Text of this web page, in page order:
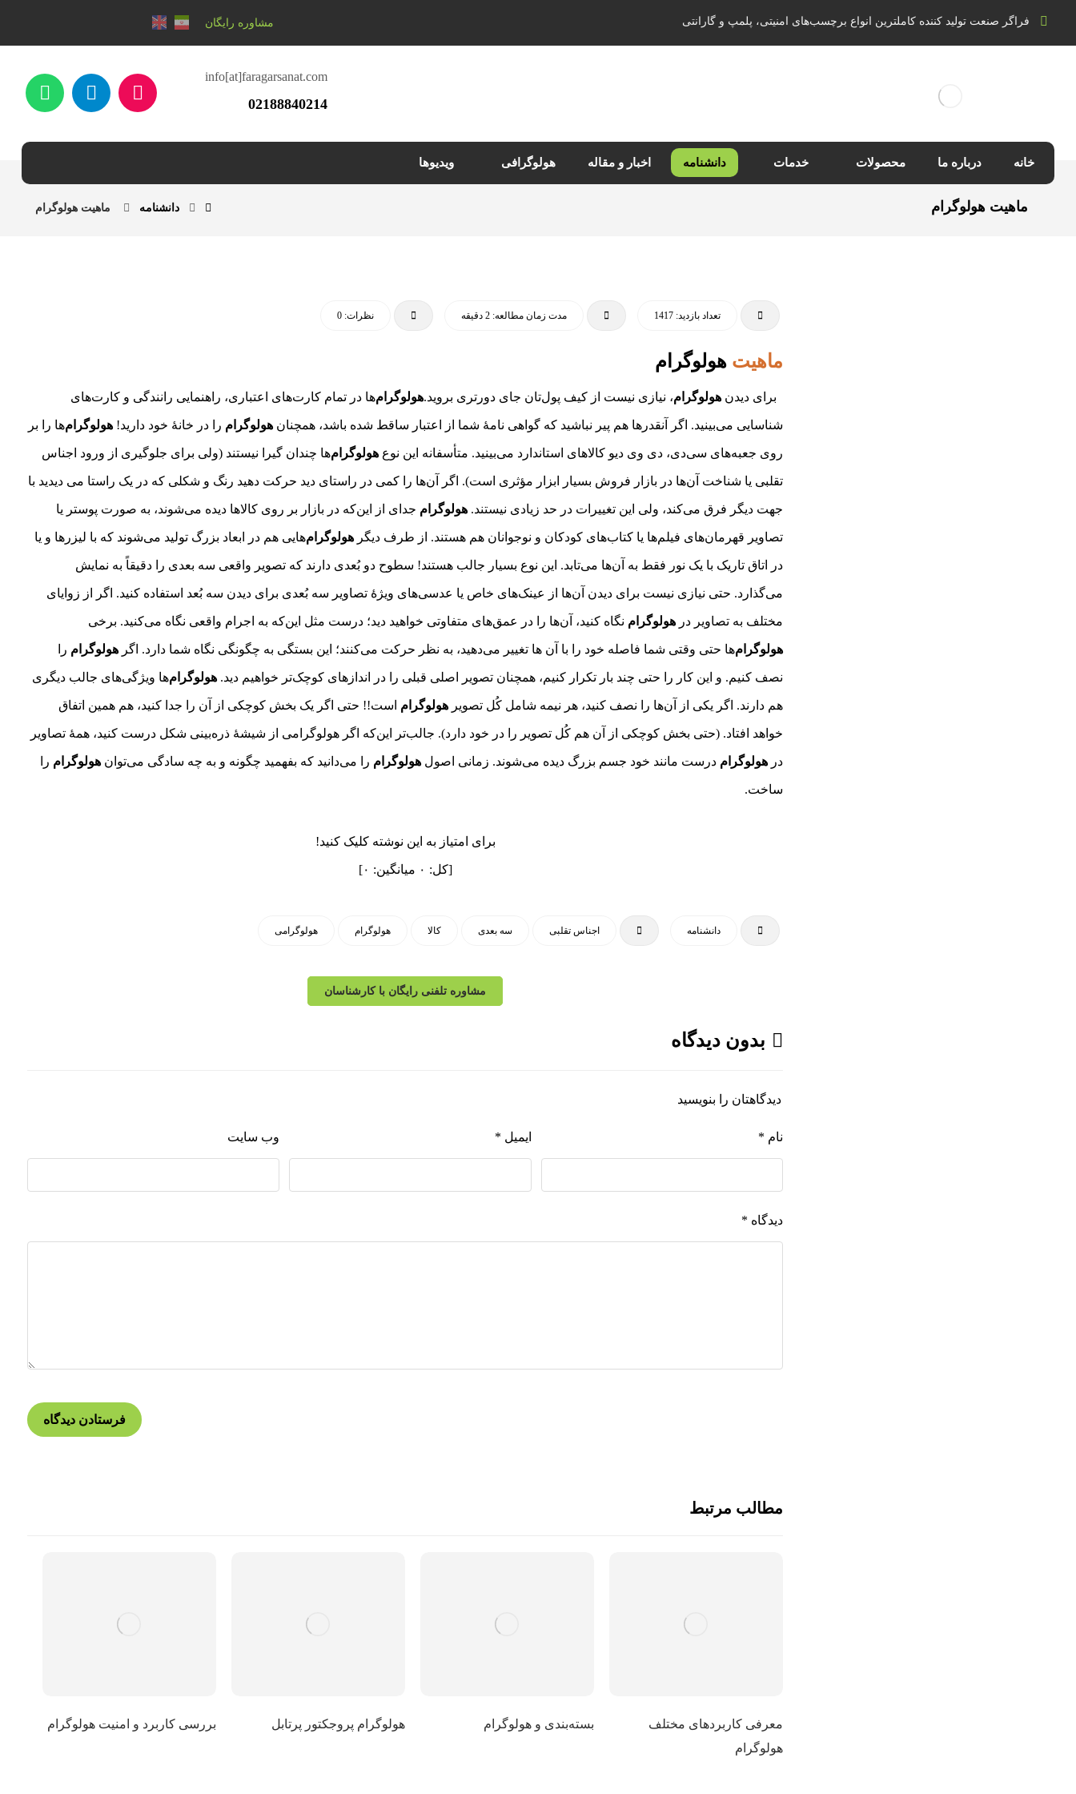
فراگر صنعت تولید کننده کاملترین انواع برچسب‌های امنیتی، پلمپ و گارانتی مشاوره رایگان
info[at]faragarsanat.com
02188840214
خانه درباره ما محصولات خدمات دانشنامه اخبار و مقاله هولوگرافی ویدیوها
ماهیت هولوگرام دانشنامه ماهیت هولوگرام
تعداد بازدید: 1417 مدت زمان مطالعه: 2 دقیقه نظرات: 0
ماهیت هولوگرام
برای دیدن هولوگرام‌، نیازی نیست از کیف پول‌تان جای دورتری بروید.هولوگرام‌ها در تمام کارت‌های اعتباری، راهنمایی رانندگی و کارت‌های
شناسایی می‌بینید. اگر آنقدرها هم پیر نباشید که گواهی‌ نامهٔ شما از اعتبار ساقط شده باشد، همچنان هولوگرام را در خانهٔ خود دارید! هولوگرام‌ها را بر
روی جعبه‌های سی‌دی، دی وی دیو کالاهای استاندارد می‌بینید. متأسفانه این نوع هولوگرام‌ها چندان گیرا نیستند (ولی برای جلوگیری از ورود اجناس
تقلبی یا شناخت آن‌ها در بازار فروش بسیار ابزار مؤثری است). اگر آن‌ها را کمی در راستای دید حرکت دهید رنگ و شکلی که در یک راستا می‌ دیدید با
جهت دیگر فرق می‌کند، ولی این تغییرات در حد زیادی نیستند. هولوگرام‌ جدای از این‌که در بازار بر روی کالاها دیده می‌شوند، به صورت پوستر یا
تصاویر قهرمان‌های فیلم‌ها یا کتاب‌های کودکان و نوجوانان هم هستند. از طرف دیگر هولوگرام‌هایی هم در ابعاد بزرگ تولید می‌شوند که با لیزرها و یا
در اتاق تاریک با یک نور فقط به آن‌ها می‌تابد. این نوع بسیار جالب هستند! سطوح دو بُعدی دارند که تصویر واقعی سه بعدی را دقیقاً به نمایش
می‌گذارد. حتی نیازی نیست برای دیدن آن‌ها از عینک‌های خاص یا عدسی‌های ویژهٔ تصاویر سه بُعدی برای دیدن سه بُعد استفاده کنید. اگر از زوایای
مختلف به تصاویر در هولوگرام نگاه کنید، آن‌ها را در عمق‌های متفاوتی خواهید دید؛ درست مثل این‌که به اجرام واقعی نگاه می‌کنید. برخی
هولوگرام‌ها حتی وقتی شما فاصله خود را با آن‌ ها تغییر می‌دهید، به نظر حرکت می‌کنند؛ این بستگی به چگونگی نگاه شما دارد. اگر هولوگرام را
نصف کنیم. و این کار را حتی چند بار تکرار کنیم، همچنان تصویر اصلی قبلی را در اندازهای کوچک‌تر خواهیم دید. هولوگرام‌ها ویژگی‌های جالب دیگری
هم دارند. اگر یکی از آن‌ها را نصف کنید، هر نیمه شامل کُل تصویر هولوگرام است!! حتی اگر یک بخش کوچکی از آن را جدا کنید، هم همین اتفاق
خواهد افتاد. (حتی بخش کوچکی از آن هم کُل تصویر را در خود دارد). جالب‌تر این‌که اگر هولوگرامی از شیشهٔ ذره‌بینی شکل درست کنید، همهٔ تصاویر
در هولوگرام درست مانند خود جسم بزرگ دیده می‌شوند. زمانی اصول هولوگرام را می‌دانید که بفهمید چگونه و به چه سادگی می‌توان هولوگرام را
ساخت.
برای امتیاز به این نوشته کلیک کنید!
[کل: ۰ میانگین: ۰]
دانشنامه اجناس تقلبی سه بعدی‌ کالا هولوگرام هولوگرامی
مشاوره تلفنی رایگان با کارشناسان
بدون دیدگاه
دیدگاهتان را بنویسید
نام * ایمیل * وب‌ سایت
دیدگاه *
مطالب مرتبط
معرفی کاربردهای مختلف
هولوگرام
بسته‌بندی و هولوگرام هولوگرام پروجکتور پرتابل بررسی کاربرد و امنیت هولوگرام